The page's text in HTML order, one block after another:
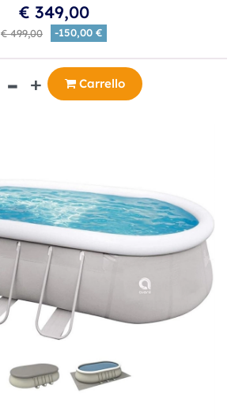
€ 499,00 -150,00 €
€ 349,00
Quantità
Carrello